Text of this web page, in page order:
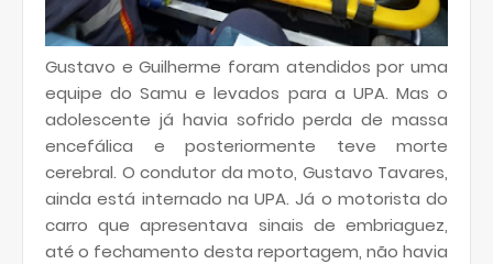
Gustavo e Guilherme foram atendidos por uma
equipe do Samu e levados para a UPA. Mas o
adolescente já havia sofrido perda de massa
encefálica e posteriormente teve morte
cerebral. O condutor da moto, Gustavo Tavares,
ainda está internado na UPA. Já o motorista do
carro que apresentava sinais de embriaguez,
até o fechamento desta reportagem, não havia